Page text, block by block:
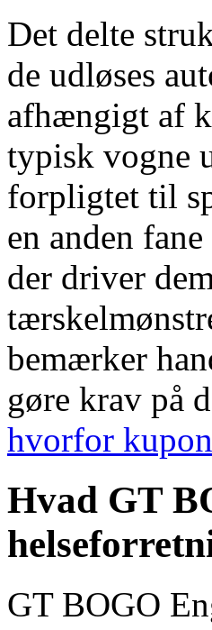
Det delte
de udløses
afhængigt af
typisk vogne
forpligtet til
en anden
der driver
bemærker
gøre krav på
hvorfor
Hvad GT
GT BOGO